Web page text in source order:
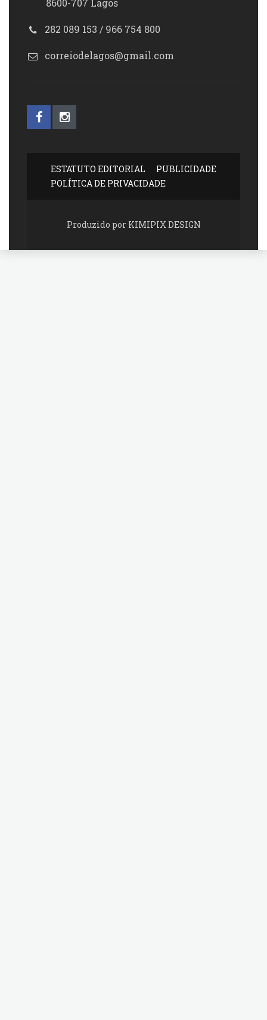
8600-707 Lagos
282 089 153 / 966 754 800
correiodelagos@gmail.com
ESTATUTO EDITORIAL
PUBLICIDADE
POLÍTICA DE PRIVACIDADE
Produzido por KIMIPIX DESIGN